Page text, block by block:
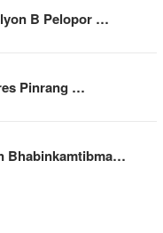
B Pelopor …
Pinrang …
Bhabinkamtibma…